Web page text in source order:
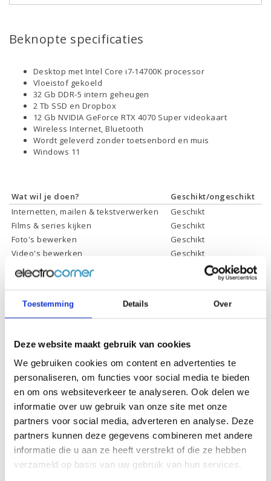
Toestemming Details Over
Deze website maakt gebruik van cookies
We gebruiken cookies om content en advertenties te
personaliseren, om functies voor social media te bieden
en om ons websiteverkeer te analyseren. Ook delen we
informatie over uw gebruik van onze site met onze
partners voor social media, adverteren en analyse. Deze
partners kunnen deze gegevens combineren met andere
informatie die u aan ze heeft verstrekt of die ze hebben
verzameld op basis van uw gebruik van hun services.
Beknopte specificaties
Desktop met Intel Core i7-14700K processor
Vloeistof gekoeld
32 Gb DDR-5 intern geheugen
2 Tb SSD en Dropbox
12 Gb NVIDIA GeForce RTX 4070 Super videokaart
Wireless Internet, Bluetooth
Wordt geleverd zonder toetsenbord en muis
Windows 11
Wat wil je doen?
Geschikt/ongeschikt
Internetten, mailen & tekstverwerken
Geschikt
Films & series kijken
Geschikt
Foto's bewerken
Geschikt
Video's bewerken
Geschikt
Gamen
Geschikt *
Specificaties
Processor:
Intel Core i7-14700K
Processor
cachegeheugen:
Processor kernen:
20 Cores, 28 Threads
Processor
kloksnelheid:
tot 5.4 GHz